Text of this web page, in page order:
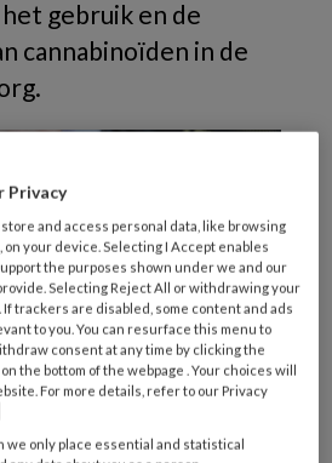
gebruik en de
cannabinoïden in de
Privacy
and access personal data, like browsing
your device. Selecting I Accept enables
the purposes shown under we and our
Selecting Reject All or withdrawing your
trackers are disabled, some content and ads
to you. You can resurface this menu to
consent at any time by clicking the
the bottom of the webpage . Your choices will
For more details, refer to our Privacy
we only place essential and statistical